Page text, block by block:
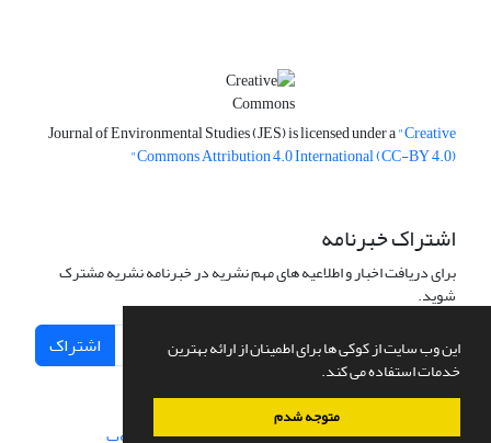
این وب سایت از کوکی ها برای اطمینان از ارائه بهترین
خدمات استفاده می کند.
متوجه شدم
Journal of Environmental Studies (JES) is licensed under a"Creative
Commons Attribution 4.0 International (CC-BY 4.0)"
اشتراک خبرنامه
برای دریافت اخبار و اطلاعیه های مهم نشریه در خبرنامه نشریه مشترک
شوید.
اشتراک
سامانه مدیریت نشریات علمی.طراحی و پیاده سازی از سیناوب